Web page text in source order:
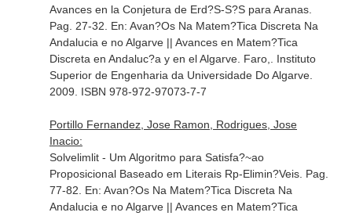
Avances en la Conjetura de Erd?S-S?S para Aranas.
Pag. 27-32. En: Avan?Os Na Matem?Tica Discreta Na
Andalucia e no Algarve || Avances en Matem?Tica
Discreta en Andaluc?a y en el Algarve. Faro,. Instituto
Superior de Engenharia da Universidade Do Algarve.
2009. ISBN 978-972-97073-7-7
Portillo Fernandez, Jose Ramon, Rodrigues, Jose
Inacio:
Solvelimlit - Um Algoritmo para Satisfa?~ao
Proposicional Baseado em Literais Rp-Elimin?Veis. Pag.
77-82. En: Avan?Os Na Matem?Tica Discreta Na
Andalucia e no Algarve || Avances en Matem?Tica